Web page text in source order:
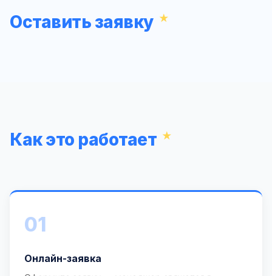
Оставить заявку
Как это работает
01
Онлайн-заявка